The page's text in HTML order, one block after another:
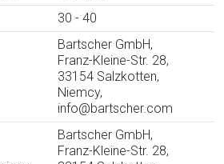
30 - 40
Bartscher GmbH,
Franz-Kleine-Str. 28,
33154 Salzkotten,
Niemcy,
info@bartscher.com
Bartscher GmbH,
Franz-Kleine-Str. 28,